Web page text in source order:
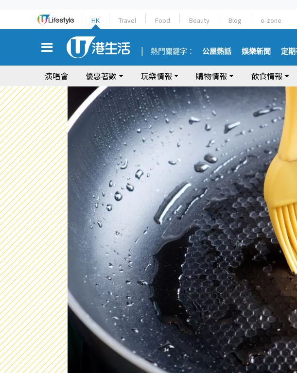
HK Travel Food Beauty Blog e-zone
熱門關鍵字： 公屋熱話 娛樂新聞 定
演唱會 優惠著數 玩樂情報 購物情報 飲食情報